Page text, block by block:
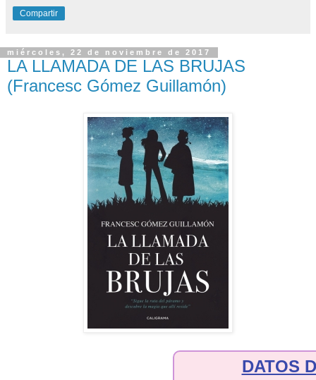
Compartir
miércoles, 22 de noviembre de 2017
LA LLAMADA DE LAS BRUJAS
(Francesc Gómez Guillamón)
DATOS